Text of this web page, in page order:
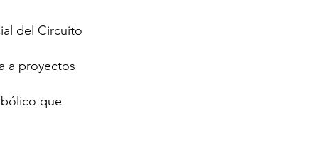
del Circuito
a proyectos
que